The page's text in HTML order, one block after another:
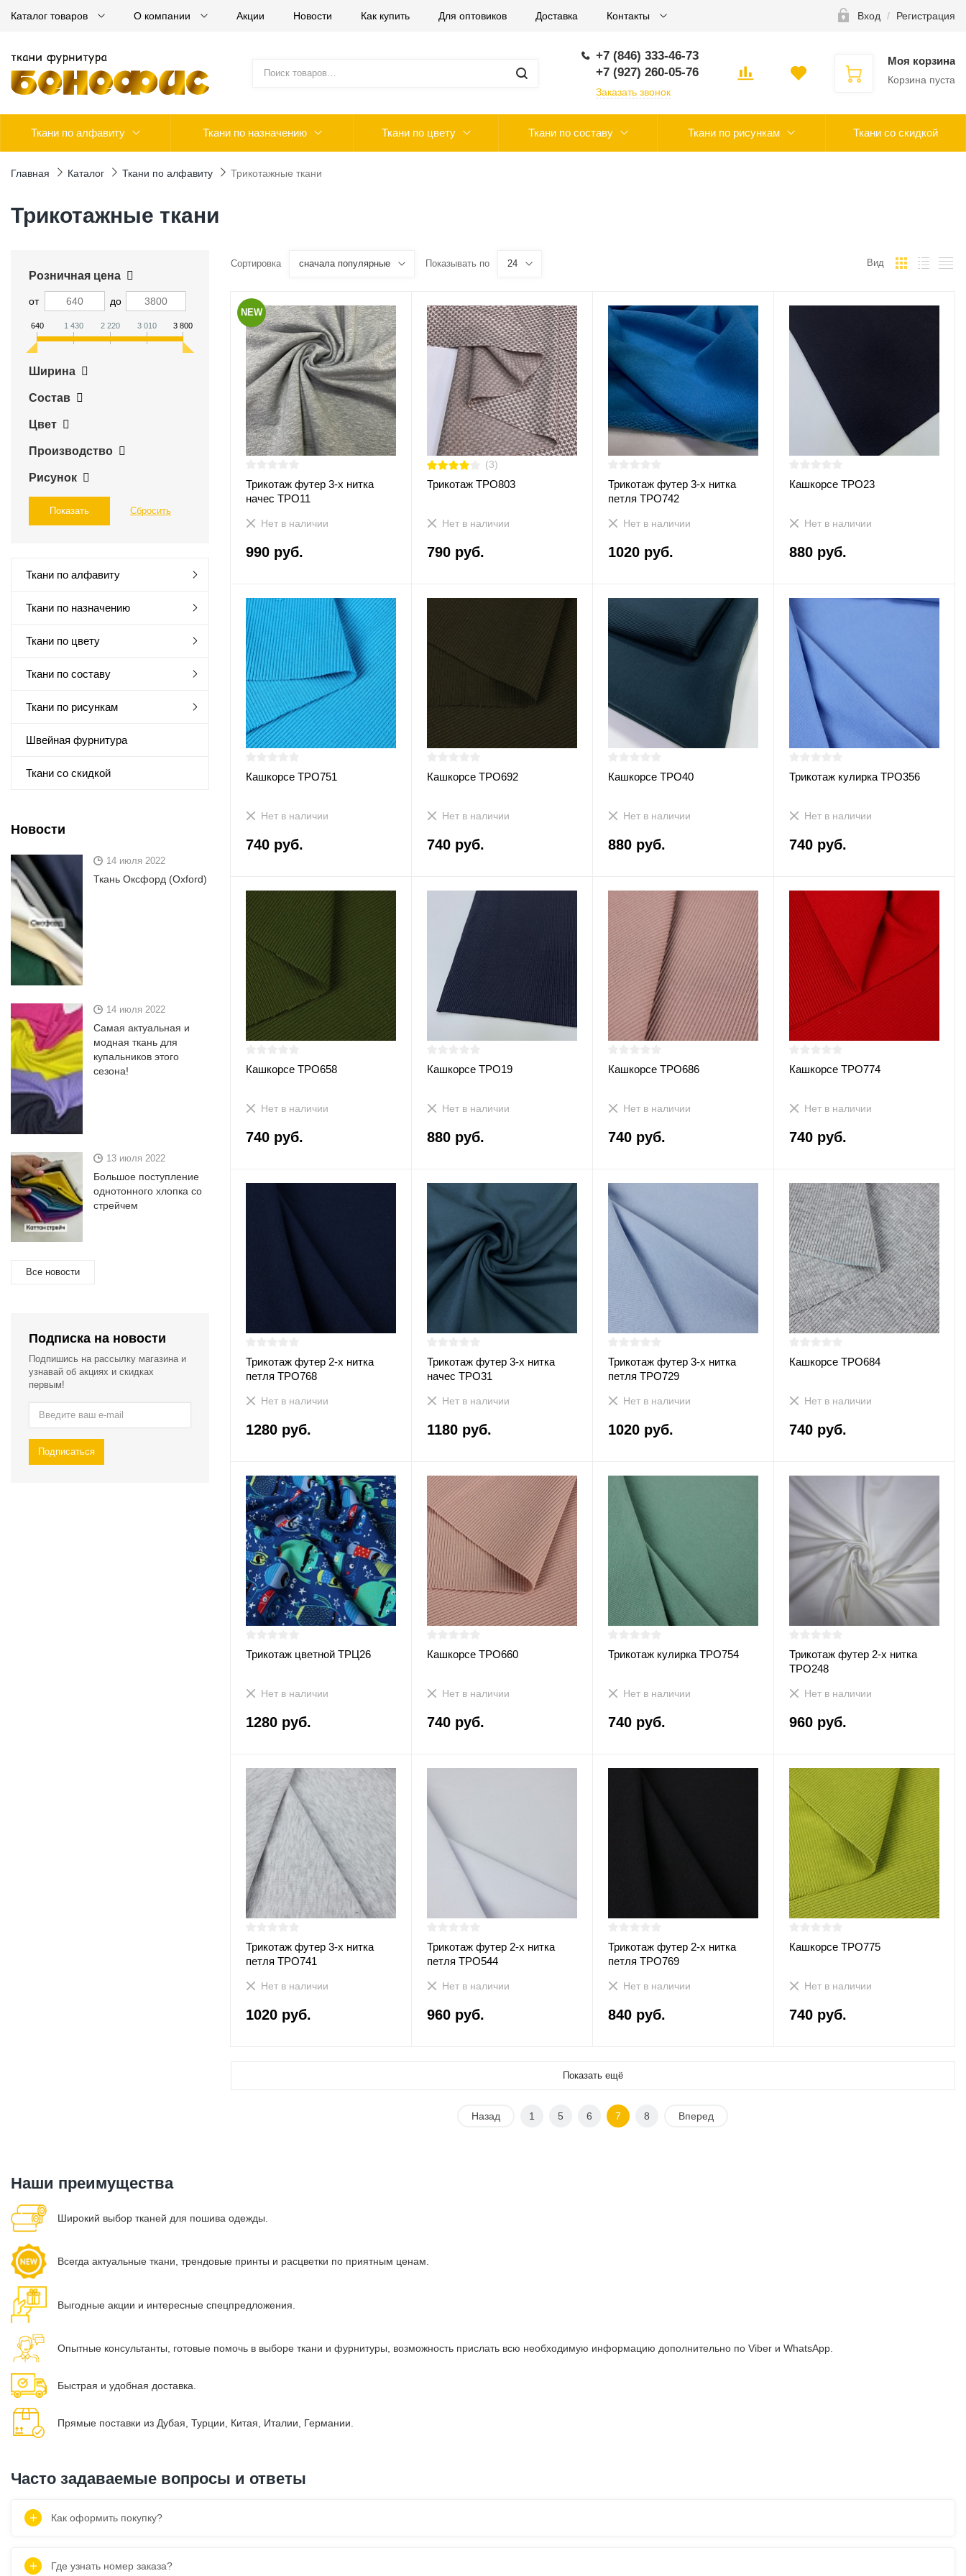
Каталог товаров О компании Акции Новости Как купить Для оптовиков Доставка Контакты Вход / Регистрация
+7 (846) 333-46-73
+7 (927) 260-05-76
Заказать звонок
Моя корзина
Корзина пуста
Ткани по алфавиту Ткани по назначению Ткани по цвету Ткани по составу Ткани по рисункам Ткани со скидкой
Главная Каталог Ткани по алфавиту Трикотажные ткани
Трикотажные ткани
Розничная цена
от до
640 1 430 2 220 3 010 3 800
Ширина
Состав
Цвет
Производство
Рисунок
Ткани по алфавиту
Ткани по назначению
Ткани по цвету
Ткани по составу
Ткани по рисункам
Швейная фурнитура
Ткани со скидкой
Новости
14 июля 2022
Ткань Оксфорд (Oxford)
14 июля 2022
Самая актуальная и
модная ткань для
купальников этого
сезона!
13 июля 2022
Большое поступление
однотонного хлопка со
стрейчем
Все новости
Подписка на новости
Подпишись на рассылку магазина и
узнавай об акциях и скидках
первым!
Подписаться
Сортировка сначала популярные Показывать по 24 Вид
NEW
Трикотаж футер 3-х нитка
начес ТРО11
Нет в наличии
990 руб.
(3)
Трикотаж ТРО803
Нет в наличии
790 руб.
Трикотаж футер 3-х нитка
петля ТРО742
Нет в наличии
1020 руб.
Кашкорсе ТРО23
Нет в наличии
880 руб.
Кашкорсе ТРО751
Нет в наличии
740 руб.
Кашкорсе ТРО692
Нет в наличии
740 руб.
Кашкорсе ТРО40
Нет в наличии
880 руб.
Трикотаж кулирка ТРО356
Нет в наличии
740 руб.
Кашкорсе ТРО658
Нет в наличии
740 руб.
Кашкорсе ТРО19
Нет в наличии
880 руб.
Кашкорсе ТРО686
Нет в наличии
740 руб.
Кашкорсе ТРО774
Нет в наличии
740 руб.
Трикотаж футер 2-х нитка
петля ТРО768
Нет в наличии
1280 руб.
Трикотаж футер 3-х нитка
начес ТРО31
Нет в наличии
1180 руб.
Трикотаж футер 3-х нитка
петля ТРО729
Нет в наличии
1020 руб.
Кашкорсе ТРО684
Нет в наличии
740 руб.
Трикотаж цветной ТРЦ26
Нет в наличии
1280 руб.
Кашкорсе ТРО660
Нет в наличии
740 руб.
Трикотаж кулирка ТРО754
Нет в наличии
740 руб.
Трикотаж футер 2-х нитка
ТРО248
Нет в наличии
960 руб.
Трикотаж футер 3-х нитка
петля ТРО741
Нет в наличии
1020 руб.
Трикотаж футер 2-х нитка
петля ТРО544
Нет в наличии
960 руб.
Трикотаж футер 2-х нитка
петля ТРО769
Нет в наличии
840 руб.
Кашкорсе ТРО775
Нет в наличии
740 руб.
Показать ещё
Назад 1 5 6 7 8 Вперед
Наши преимущества
Широкий выбор тканей для пошива одежды.
Всегда актуальные ткани, трендовые принты и расцветки по приятным ценам.
Выгодные акции и интересные спецпредложения.
Опытные консультанты, готовые помочь в выборе ткани и фурнитуры, возможность прислать всю необходимую информацию дополнительно по Viber и WhatsApp.
Быстрая и удобная доставка.
Прямые поставки из Дубая, Турции, Китая, Италии, Германии.
Часто задаваемые вопросы и ответы
Как оформить покупку?
Где узнать номер заказа?